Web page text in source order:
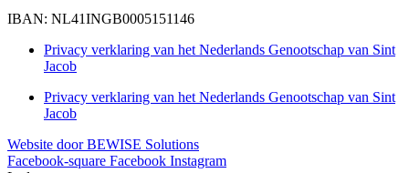
IBAN: NL41INGB0005151146
Privacy verklaring van het Nederlands Genootschap van Sint
Jacob
Privacy verklaring van het Nederlands Genootschap van Sint
Jacob
Website door BEWISE Solutions
Facebook-square Facebook Instagram